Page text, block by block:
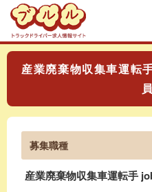
産業廃棄物収集車運転
募集職種
産業廃棄物収集車運転手